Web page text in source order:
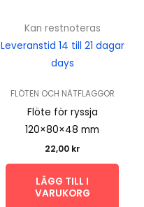
Kan restnoteras
Leveranstid 14 till 21 dagar
days
FLÖTEN OCH NÄTFLAGGOR
Flöte för ryssja
120×80×48 mm
22,00 kr
LÄGG TILL I
VARUKORG